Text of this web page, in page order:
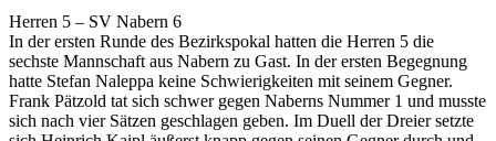
Herren 5 – SV Nabern 6
In der ersten Runde des Bezirkspokal hatten die Herren 5 die
sechste Mannschaft aus Nabern zu Gast. In der ersten Begegnung
hatte Stefan Naleppa keine Schwierigkeiten mit seinem Gegner.
Frank Pätzold tat sich schwer gegen Naberns Nummer 1 und musste
sich nach vier Sätzen geschlagen geben. Im Duell der Dreier setzte